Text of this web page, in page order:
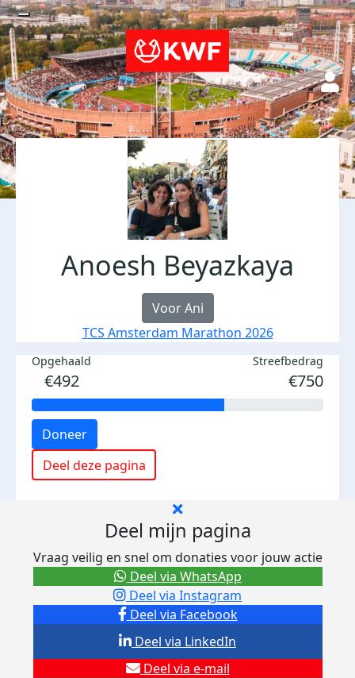
Anoesh Beyazkaya
Voor Ani
TCS Amsterdam Marathon 2026
Opgehaald
€492
Streefbedrag
€750
Doneer
Deel deze pagina
Deel mijn pagina
Vraag veilig en snel om donaties voor jouw actie
Deel via Facebook
Deel via Instagram
Deel via e-mail
Deel via LinkedIn
Deel via WhatsApp